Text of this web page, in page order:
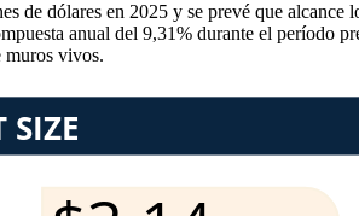
de dólares en 2025 y se prevé que
anual del 9,31% durante el período
muros vivos.